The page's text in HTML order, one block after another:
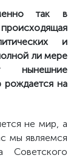
так в
происходящая
и
ли мере
нынешние
рождается на
не мир, а
мы являемся
Советского